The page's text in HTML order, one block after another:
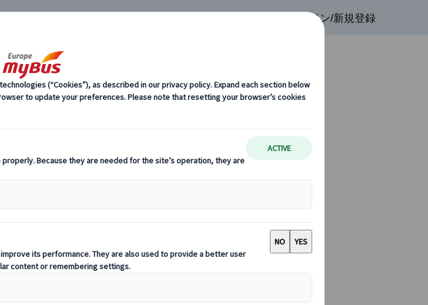
ログイン/新規登録
条件に該当するツアーがありません